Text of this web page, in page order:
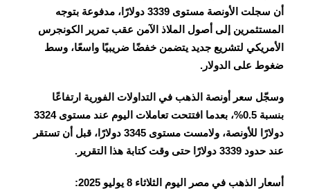
أن سجلت الأونصة مستوى 3339 دولارًا، مدفوعة بتوجه
المستثمرين إلى أصول الملاذ الآمن عقب تمرير الكونجرس
الأمريكي لتشريع جديد يتضمن خفضًا ضريبيًا واسعًا، وسط
ضغوط على الدولار.
وسجّل سعر أونصة الذهب في التداولات الفورية ارتفاعًا
بنسبة 0.5%، بعدما افتتحت تعاملات اليوم عند مستوى 3324
دولارًا للأونصة، ولامست مستوى 3345 دولارًا، قبل أن تستقر
عند حدود 3339 دولارًا حتى وقت كتابة هذا التقرير.
أسعار الذهب في مصر اليوم الثلاثاء 8 يوليو 2025: